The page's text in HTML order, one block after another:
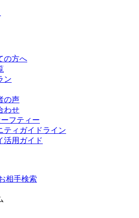
の方へ
ン
の声
わせ
ーフティー
ティガイドライン
活用ガイド
相手検索